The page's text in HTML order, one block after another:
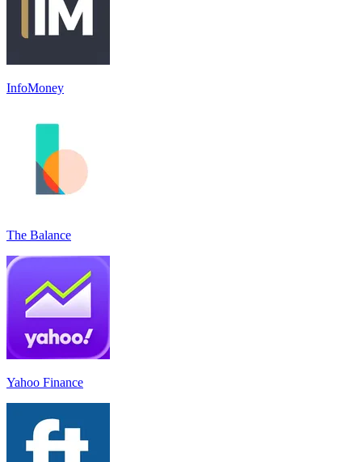
InfoMoney
The Balance
Yahoo Finance